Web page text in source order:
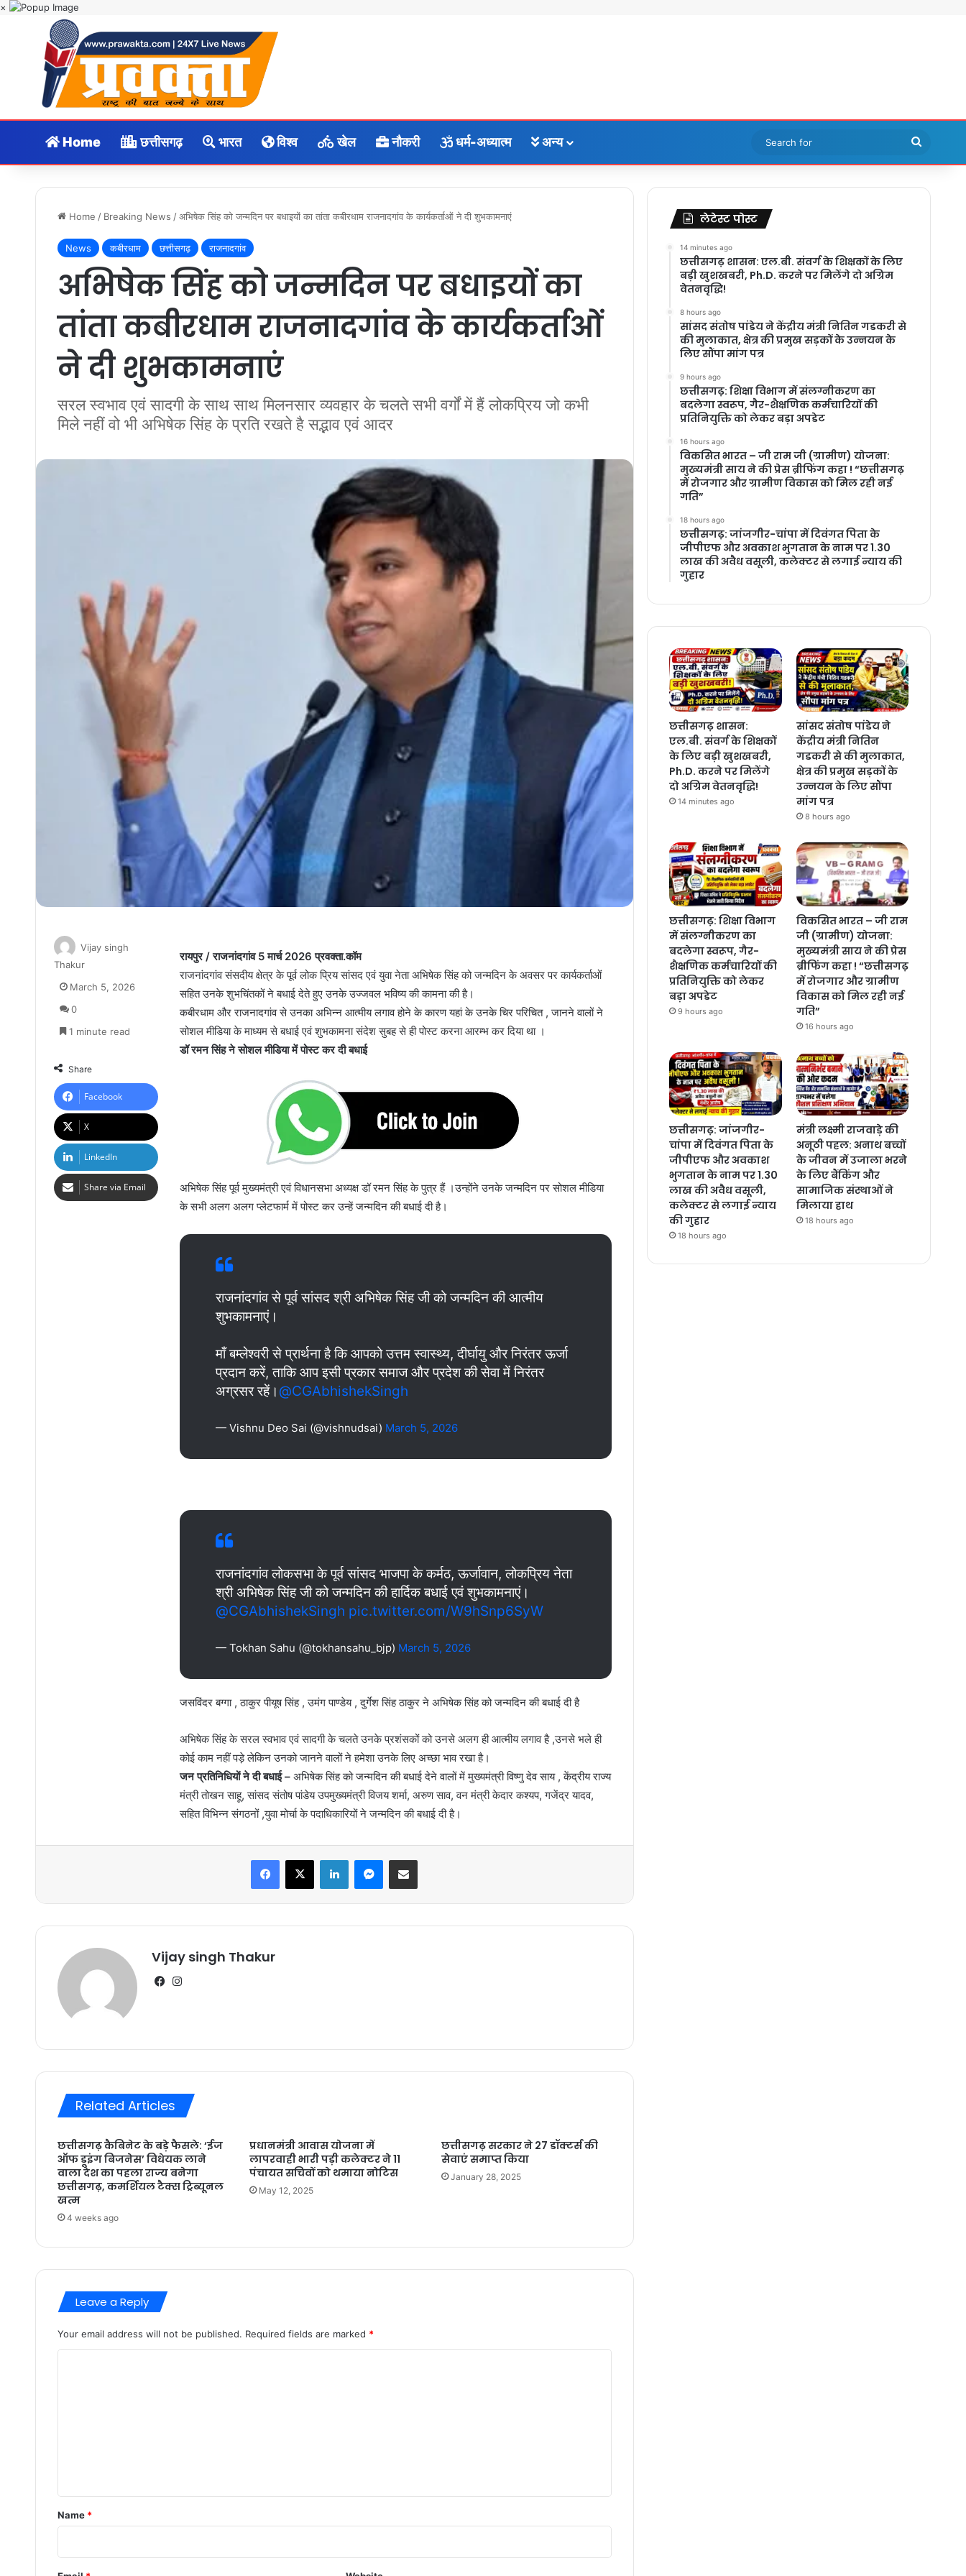
×
Home छत्तीसगढ़ भारत विश्व खेल नौकरी धर्म-अध्यात्म अन्य
Search
for
Home / Breaking News / अभिषेक सिंह को जन्मदिन पर बधाइयों का तांता कबीरधाम राजनादगांव के कार्यकर्ताओं ने दी शुभकामनाएं
News कबीरधाम छत्तीसगढ़ राजनादगांव
अभिषेक सिंह को जन्मदिन पर बधाइयों का
तांता कबीरधाम राजनादगांव के कार्यकर्ताओं
ने दी शुभकामनाएं
सरल स्वभाव एवं सादगी के साथ साथ मिलनसार व्यवहार के चलते सभी वर्गों में हैं लोकप्रिय जो कभी
मिले नहीं वो भी अभिषेक सिंह के प्रति रखते है सद्भाव एवं आदर
रायपुर / राजनांदगांव 5 मार्च 2026 प्रवक्ता.कॉम
राजनांदगांव संसदीय क्षेत्र के पूर्व लोक प्रिय सांसद एवं युवा नेता अभिषेक सिंह को जन्मदिन के अवसर पर कार्यकर्ताओं
सहित उनके शुभचिंतकों ने बधाई देते हुए उनके उज्जवल भविष्य की कामना की है।
कबीरधाम और राजनादगांव से उनका अभिन्न आत्मीय लगाव होने के कारण यहां के उनके चिर परिचित , जानने वालों ने
सोशल मीडिया के माध्यम से बधाई एवं शुभकामना संदेश सुबह से ही पोस्ट करना आरम्भ कर दिया था ।
डॉ रमन सिंह ने सोशल मीडिया में पोस्ट कर दी बधाई
अभिषेक सिंह पूर्व मुख्यमंत्री एवं विधानसभा अध्यक्ष डॉ रमन सिंह के पुत्र हैं ।उन्होंने उनके जन्मदिन पर सोशल मीडिया
के सभी अलग अलग प्लेटफार्म में पोस्ट कर उन्हें जन्मदिन की बधाई दी है।
राजनांदगांव से पूर्व सांसद श्री अभिषेक सिंह जी को जन्मदिन की आत्मीय
शुभकामनाएं।
माँ बम्लेश्वरी से प्रार्थना है कि आपको उत्तम स्वास्थ्य, दीर्घायु और निरंतर ऊर्जा
प्रदान करें, ताकि आप इसी प्रकार समाज और प्रदेश की सेवा में निरंतर
अग्रसर रहें। @CGAbhishekSingh
— Vishnu Deo Sai (@vishnudsai) March 5, 2026
राजनांदगांव लोकसभा के पूर्व सांसद भाजपा के कर्मठ, ऊर्जावान, लोकप्रिय नेता
श्री अभिषेक सिंह जी को जन्मदिन की हार्दिक बधाई एवं शुभकामनाएं।
@CGAbhishekSingh pic.twitter.com/W9hSnp6SyW
— Tokhan Sahu (@tokhansahu_bjp) March 5, 2026
जसविंदर बग्गा , ठाकुर पीयूष सिंह , उमंग पाण्डेय , दुर्गेश सिंह ठाकुर ने अभिषेक सिंह को जन्मदिन की बधाई दी है
अभिषेक सिंह के सरल स्वभाव एवं सादगी के चलते उनके प्रशंसकों को उनसे अलग ही आत्मीय लगाव है ,उनसे भले ही
कोई काम नहीं पड़े लेकिन उनको जानने वालों ने हमेशा उनके लिए अच्छा भाव रखा है।
जन प्रतिनिधियों ने दी बधाई – अभिषेक सिंह को जन्मदिन की बधाई देने वालों में मुख्यमंत्री विष्णु देव साय , केंद्रीय राज्य
मंत्री तोखन साहू, सांसद संतोष पांडेय उपमुख्यमंत्री विजय शर्मा, अरुण साव, वन मंत्री केदार कश्यप, गजेंद्र यादव,
सहित विभिन्न संगठनों ,युवा मोर्चा के पदाधिकारियों ने जन्मदिन की बधाई दी है।
Vijay singh
Thakur
March 5, 2026
0
1 minute read
Share
Facebook
X
LinkedIn
Share via Email
Facebook
X LinkedInMessenger
Share via Email
Vijay singh Thakur
Facebook
Related Articles
छत्तीसगढ़ कैबिनेट के बड़े फैसले: ‘ईज
ऑफ डूइंग बिजनेस’ विधेयक लाने
वाला देश का पहला राज्य बनेगा
छत्तीसगढ़, कमर्शियल टैक्स ट्रिब्यूनल
खत्म
4 weeks ago
प्रधानमंत्री आवास योजना में
लापरवाही भारी पड़ी कलेक्टर ने 11
पंचायत सचिवों को थमाया नोटिस
May 12, 2025
छत्तीसगढ़ सरकार ने 27 डॉक्टर्स की
सेवाएं समाप्त किया
January 28, 2025
Leave a Reply
Your email address will not be published. Required fields are marked *
*
Name *
लेटेस्ट पोस्ट
14 minutes ago
छत्तीसगढ़ शासन: एल.बी. संवर्ग के शिक्षकों के लिए
बड़ी खुशखबरी, Ph.D. करने पर मिलेंगे दो अग्रिम
वेतनवृद्धि!
8 hours ago
सांसद संतोष पांडेय ने केंद्रीय मंत्री नितिन गडकरी से
की मुलाकात, क्षेत्र की प्रमुख सड़कों के उन्नयन के
लिए सौंपा मांग पत्र
9 hours ago
छत्तीसगढ़: शिक्षा विभाग में संलग्नीकरण का
बदलेगा स्वरूप, गैर-शैक्षणिक कर्मचारियों की
प्रतिनियुक्ति को लेकर बड़ा अपडेट
16 hours ago
विकसित भारत – जी राम जी (ग्रामीण) योजना:
मुख्यमंत्री साय ने की प्रेस ब्रीफिंग कहा ! “छत्तीसगढ़
में रोजगार और ग्रामीण विकास को मिल रही नई
गति”
18 hours ago
छत्तीसगढ़: जांजगीर-चांपा में दिवंगत पिता के
जीपीएफ और अवकाश भुगतान के नाम पर 1.30
लाख की अवैध वसूली, कलेक्टर से लगाई न्याय की
गुहार
छत्तीसगढ़ शासन:
एल.बी. संवर्ग के शिक्षकों
के लिए बड़ी खुशखबरी,
Ph.D. करने पर मिलेंगे
दो अग्रिम वेतनवृद्धि!
14 minutes ago
सांसद संतोष पांडेय ने
केंद्रीय मंत्री नितिन
गडकरी से की मुलाकात,
क्षेत्र की प्रमुख सड़कों के
उन्नयन के लिए सौंपा
मांग पत्र
8 hours ago
छत्तीसगढ़: शिक्षा विभाग
में संलग्नीकरण का
बदलेगा स्वरूप, गैर-
शैक्षणिक कर्मचारियों की
प्रतिनियुक्ति को लेकर
बड़ा अपडेट
9 hours ago
विकसित भारत – जी राम
जी (ग्रामीण) योजना:
मुख्यमंत्री साय ने की प्रेस
ब्रीफिंग कहा ! “छत्तीसगढ़
में रोजगार और ग्रामीण
विकास को मिल रही नई
गति”
16 hours ago
छत्तीसगढ़: जांजगीर-
चांपा में दिवंगत पिता के
जीपीएफ और अवकाश
भुगतान के नाम पर 1.30
लाख की अवैध वसूली,
कलेक्टर से लगाई न्याय
की गुहार
18 hours ago
मंत्री लक्ष्मी राजवाड़े की
अनूठी पहल: अनाथ बच्चों
के जीवन में उजाला भरने
के लिए बैंकिंग और
सामाजिक संस्थाओं ने
मिलाया हाथ
18 hours ago